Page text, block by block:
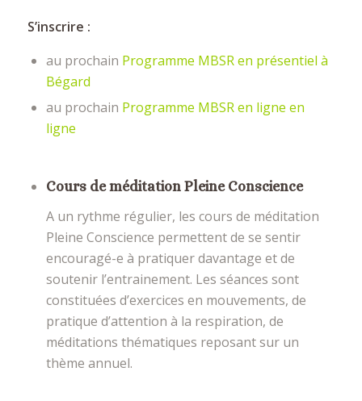
S’inscrire :
au prochain Programme MBSR en présentiel à
Bégard
au prochain Programme MBSR en ligne en
ligne
Cours de méditation Pleine Conscience
A un rythme régulier, les cours de méditation
Pleine Conscience permettent de se sentir
encouragé-e à pratiquer davantage et de
soutenir l’entrainement. Les séances sont
constituées d’exercices en mouvements, de
pratique d’attention à la respiration, de
méditations thématiques reposant sur un
thème annuel.